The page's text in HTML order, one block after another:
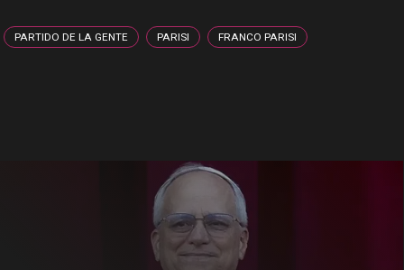
PARTIDO DE LA GENTE PARISI FRANCO PARISI